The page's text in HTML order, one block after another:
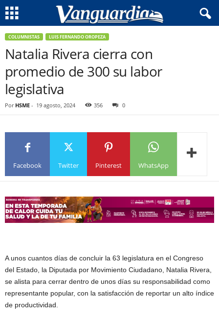
COLUMNISTAS LUIS FERNANDO OROPEZA
Natalia Rivera cierra con
promedio de 300 su labor
legislativa
Por HSME - 19 agosto, 2024 356 0
Facebook Twitter Pinterest WhatsApp
A unos cuantos días de concluir la 63 legislatura en el Congreso
del Estado, la Diputada por Movimiento Ciudadano, Natalia Rivera,
se alista para cerrar dentro de unos días su responsabilidad como
representante popular, con la satisfacción de reportar un alto índice
de productividad.